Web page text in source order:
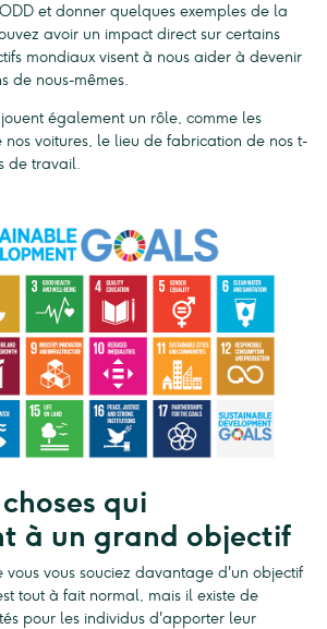
et donner quelques exemples de la
avoir un impact direct sur certains
mondiaux visent à nous aider à devenir
de nous-mêmes.
également un rôle, comme les
nos voitures, le lieu de fabrication de nos t-
de travail.
qui
à un grand objectif
vous vous souciez davantage d'un objectif
tout à fait normal, mais il existe de
pour les individus d'apporter leur